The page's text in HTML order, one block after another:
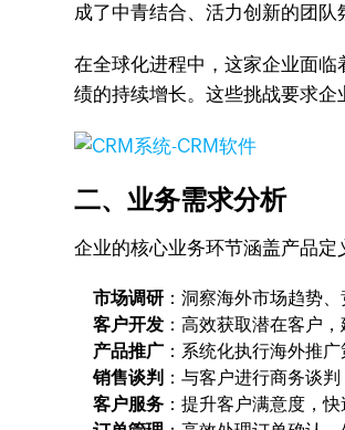
成了中青结合、活力创新的团队
在全球化进程中，这家企业面
绩的持续增长。这些挑战要求企
二、业务需求分析
企业的核心业务环节涵盖产品
市场调研 ：洞察海外市场趋势
客户开发 ：高效获取潜在客户
产品推广 ：系统化执行海外推
销售谈判 ：与客户进行商务谈
客户服务 ：提升客户满意度，